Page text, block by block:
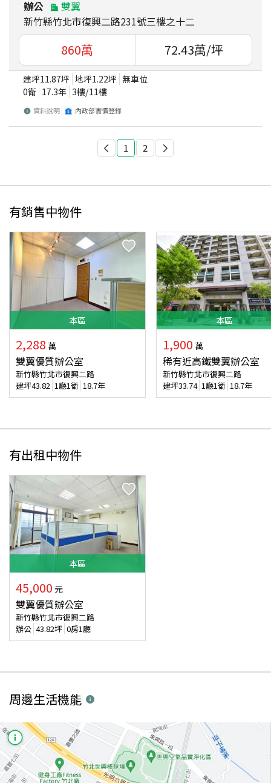
辦公
雙翼
新竹縣竹北市復興二路231號三樓之十二
860萬 72.43萬/坪
建坪11.87坪 地坪1.22坪 無車位
0衛 17.3年 3樓/11樓
資料說明 內政部實價登錄
1 2
有銷售中物件
本區
2,288 萬
雙翼優質辦公室
新竹縣竹北市復興二路
建坪43.82 1廳1衛 18.7年
本區
1,900 萬
稀有近高鐵雙翼辦公室
新竹縣竹北市復興二路
建坪33.74 1廳1衛 18.7年
有出租中物件
本區
45,000 元
雙翼優質辦公室
新竹縣竹北市復興二路
辦公 43.82坪 0房1廳
周邊生活機能